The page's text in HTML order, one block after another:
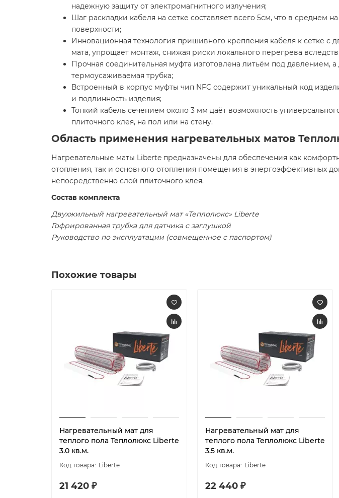
надежную защиту от электромагнитного излучения;
Шаг раскладки кабеля на сетке составляет всего 5см, что в среднем
поверхности;
Инновационная технология пришивного крепления кабеля к сетке
мата, упрощает монтаж, снижая риски локального перегрева
Прочная соединительная муфта изготовлена литьём под давлением,
термоусаживаемая трубка;
Встроенный в корпус муфты чип NFC содержит уникальный код
и подлинность изделия;
Тонкий кабель сечением около 3 мм даёт возможность
плиточного клея, на пол или на стену.
Область применения нагревательных матов
Нагревательные маты Liberte предназначены для обеспечения как
отопления, так и основного отопления помещения в энергоэффективных
непосредственно слой плиточного клея.
Состав комплекта
Двухжильный нагревательный мат «Теплолюкс» Liberte
Гофрированная трубка для датчика с заглушкой
Руководство по эксплуатации (совмещенное с паспортом)
Похожие товары
Нагревательный мат для
теплого пола Теплолюкс Liberte
3.0 кв.м.
Liberte
21 420 ₽
Нагревательный мат для
теплого пола Теплолюкс Liberte
3.5 кв.м.
Liberte
22 440 ₽